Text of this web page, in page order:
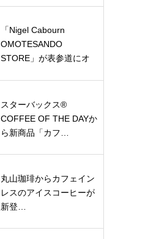
「Nigel Cabourn
OMOTESANDO
STORE」が表参道にオ
スターバックス®
COFFEE OF THE DAYか
ら新商品「カフ…
丸山珈琲からカフェイン
レスのアイスコーヒーが
新登…